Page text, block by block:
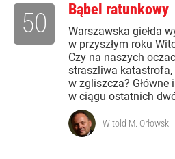
Bąbel ratunkowy
Warszawska giełda
w przyszłym roku
Czy na naszych
straszliwa katastrofa,
w zgliszcza? Główne
w ciągu ostatnich
50
Witold M. Orłowski